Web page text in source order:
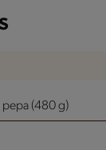
pepa (480 g)